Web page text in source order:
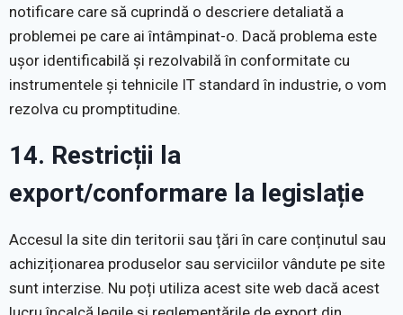
notificare care să cuprindă o descriere detaliată a
problemei pe care ai întâmpinat-o. Dacă problema este
ușor identificabilă și rezolvabilă în conformitate cu
instrumentele și tehnicile IT standard în industrie, o vom
rezolva cu promptitudine.
14. Restricții la
export/conformare la legislație
Accesul la site din teritorii sau țări în care conținutul sau
achiziționarea produselor sau serviciilor vândute pe site
sunt interzise. Nu poți utiliza acest site web dacă acest